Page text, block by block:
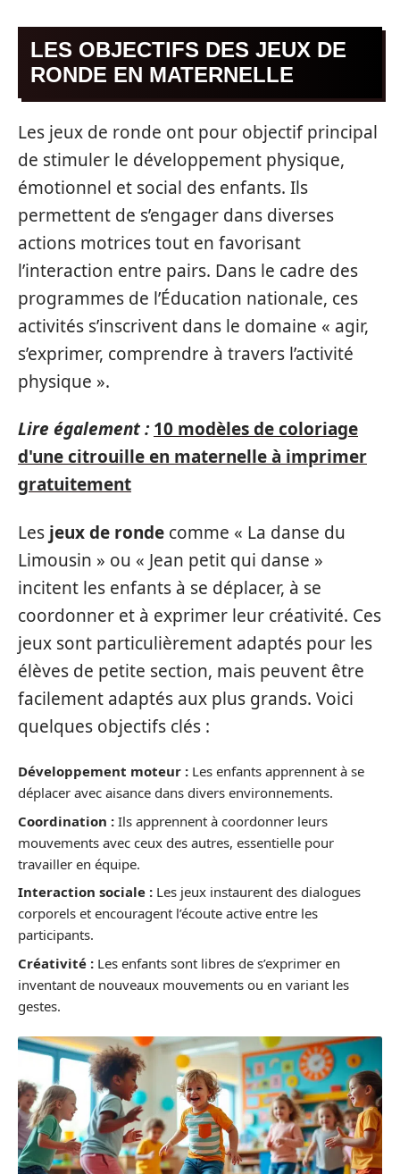
LES OBJECTIFS DES JEUX DE
RONDE EN MATERNELLE
Les jeux de ronde ont pour objectif principal
de stimuler le développement physique,
émotionnel et social des enfants. Ils
permettent de s’engager dans diverses
actions motrices tout en favorisant
l’interaction entre pairs. Dans le cadre des
programmes de l’Éducation nationale, ces
activités s’inscrivent dans le domaine « agir,
s’exprimer, comprendre à travers l’activité
physique ».
Lire également : 10 modèles de coloriage
d'une citrouille en maternelle à imprimer
gratuitement
Les jeux de ronde comme « La danse du
Limousin » ou « Jean petit qui danse »
incitent les enfants à se déplacer, à se
coordonner et à exprimer leur créativité. Ces
jeux sont particulièrement adaptés pour les
élèves de petite section, mais peuvent être
facilement adaptés aux plus grands. Voici
quelques objectifs clés :
Développement moteur : Les enfants apprennent à se
déplacer avec aisance dans divers environnements.
Coordination : Ils apprennent à coordonner leurs
mouvements avec ceux des autres, essentielle pour
travailler en équipe.
Interaction sociale : Les jeux instaurent des dialogues
corporels et encouragent l’écoute active entre les
participants.
Créativité : Les enfants sont libres de s’exprimer en
inventant de nouveaux mouvements ou en variant les
gestes.